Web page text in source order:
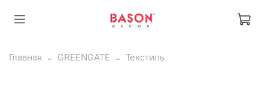
Главная GREENGATE Текстиль